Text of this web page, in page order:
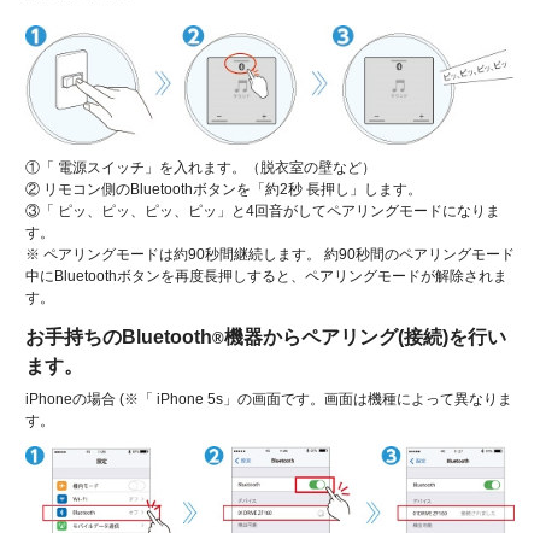
①「 電源スイッチ」を入れます。（脱衣室の壁など）
② リモコン側のBluetoothボタンを「約2秒 長押し」します。
③「 ピッ、ピッ、ピッ、ピッ」と4回音がしてペアリングモードになりま
す。
※ ペアリングモードは約90秒間継続します。 約90秒間のペアリングモード
中にBluetoothボタンを再度長押しすると、ペアリングモードが解除されま
す。
お手持ちのBluetooth®機器からペアリング(接続)を行い
ます。
iPhoneの場合 (※「 iPhone 5s」の画面です。画面は機種によって異なりま
す。